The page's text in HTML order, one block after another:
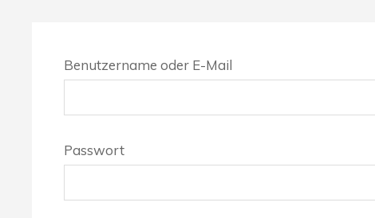
Benutzername oder E-Mail
Passwort